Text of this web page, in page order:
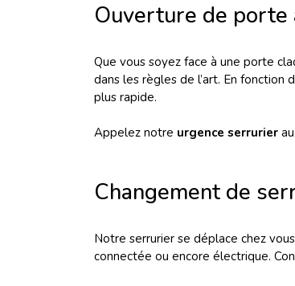
Ouverture de porte
Que vous soyez face à une porte
dans les règles de l’art. En
plus rapide.
Appelez notre urgence serrurier
Changement de
Notre serrurier se déplace chez
connectée ou encore électrique.